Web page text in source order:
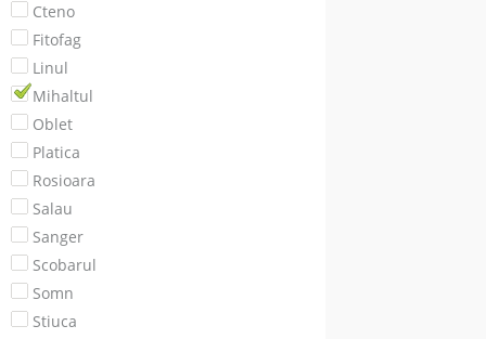
Cteno
Fitofag
Linul
Mihaltul
Oblet
Platica
Rosioara
Salau
Sanger
Scobarul
Somn
Stiuca